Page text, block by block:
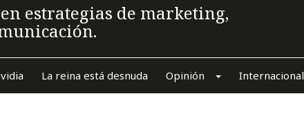
estrategias de marketing,
La reina está desnuda Opinión Internacional